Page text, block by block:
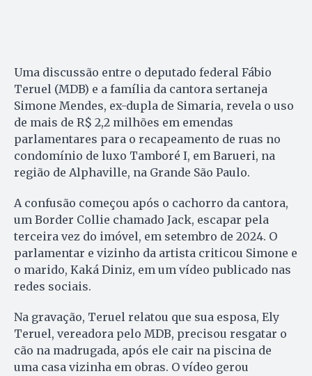
Uma discussão entre o deputado federal Fábio
Teruel (MDB) e a família da cantora sertaneja
Simone Mendes, ex-dupla de Simaria, revela o uso
de mais de R$ 2,2 milhões em emendas
parlamentares para o recapeamento de ruas no
condomínio de luxo Tamboré I, em Barueri, na
região de Alphaville, na Grande São Paulo.
A confusão começou após o cachorro da cantora,
um Border Collie chamado Jack, escapar pela
terceira vez do imóvel, em setembro de 2024. O
parlamentar e vizinho da artista criticou Simone e
o marido, Kaká Diniz, em um vídeo publicado nas
redes sociais.
Na gravação, Teruel relatou que sua esposa, Ely
Teruel, vereadora pelo MDB, precisou resgatar o
cão na madrugada, após ele cair na piscina de
uma casa vizinha em obras. O vídeo gerou